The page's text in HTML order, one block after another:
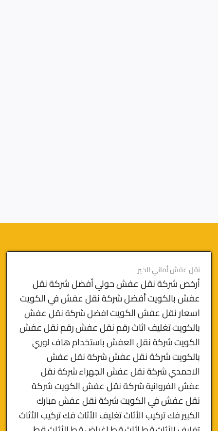
نقل عفش أماني الخير
أرخص شركة نقل عفش حوليأفضل شركة نقل
عفش بالكويتأفضل شركة نقل عفش في الكويت
اسعار نقل عفش الكويتافضل شركة نقل عفش
بالكويتتغليف اثاثرقم نقل عفشرقم نقل عفش
الكويتشركة نقل العفش باستخدام هاف لوري
بالكويتشركة نقل عفششركة نقل عفش
الاحمديشركة نقل عفش الجهراءشركة نقل
عفش الفروانيةشركة نقل عفش الكويتشركة
نقل عفش في الكويتشركة نقل عفش مبارك
الكبيرفك تركيب الأثاث تغليف الأثاث فك تركيب الأثاث